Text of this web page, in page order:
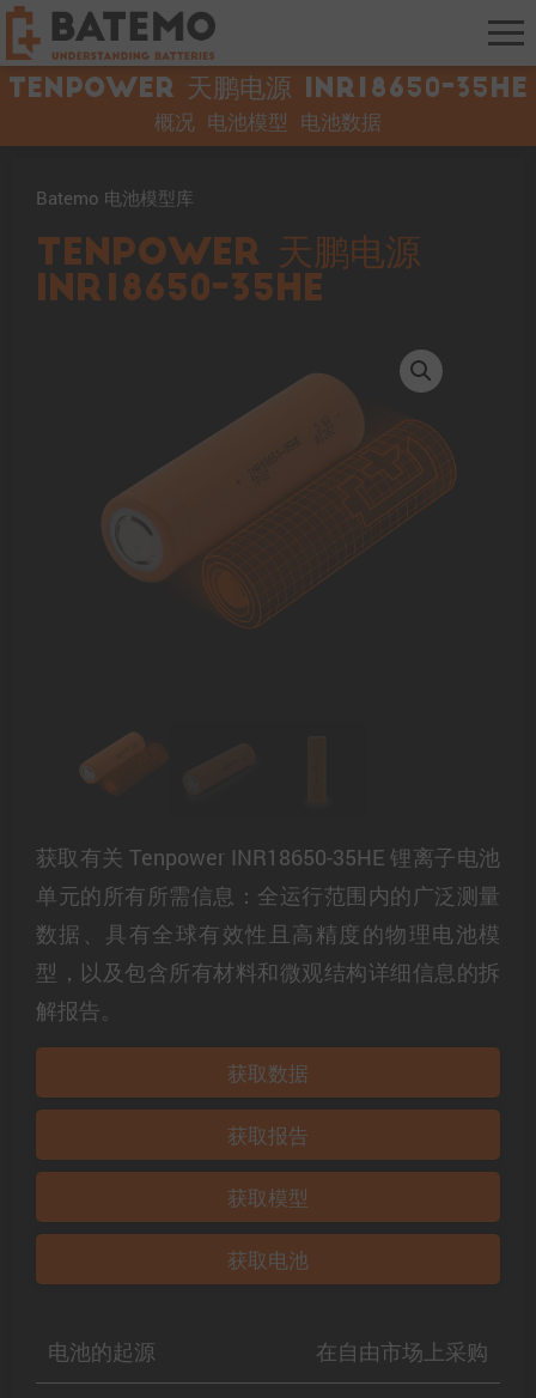
Tenpower 天鹏电源 INR18650-35HE
概况 电池模型 电池数据
Batemo 电池模型库
Tenpower 天鹏电源
INR18650-35HE
获取有关 Tenpower INR18650-35HE 锂离子电池
单元的所有所需信息：全运行范围内的广泛测量
数据、具有全球有效性且高精度的物理电池模
型，以及包含所有材料和微观结构详细信息的拆
解报告。
获取数据
获取报告
获取模型
获取电池
电池的起源 在自由市场上采购